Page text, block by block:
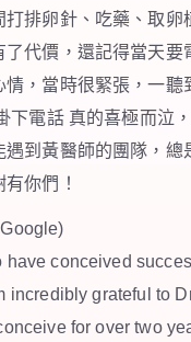
打排卵針、吃藥、取卵
了代價，還記得當天要
情，當時很緊張，一聽
下電話 真的喜極而泣
遇到黃醫師的團隊，總
你們！
have conceived
incredibly grateful to
for over two